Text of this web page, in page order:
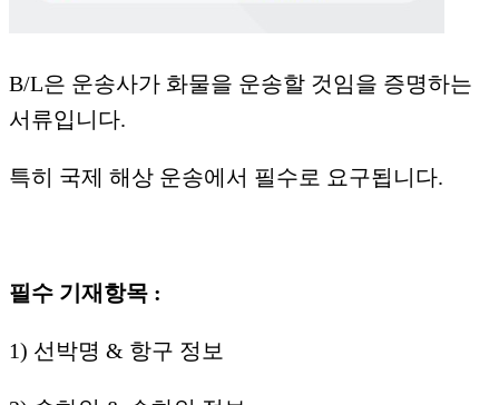
B/L은 운송사가 화물을 운송할 것임을 증명하는
서류입니다.
특히 국제 해상 운송에서 필수로 요구됩니다.
필수 기재항목 :
1) 선박명 & 항구 정보